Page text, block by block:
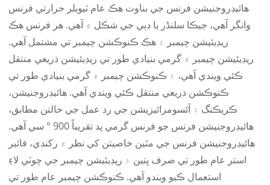
هائيڊروجنيشن فرنس جي بناوت هڪ عام ٽيوبلر حرارتي فرنس
وانگر آهي، جيڪا سلنڈر يا دٻي جي شڪل ۾ آهي. هر فرنس هڪ
ريڊيئيشن چيمبر ۽ هڪ ڪنوڪشن چيمبر تي مشتمل آهي.
ريڊيئيشن چيمبر ۾ گرمي بنيادي طور تي ريڊيئيشن ذريعي منتقل
ڪئي ويندي آهي، ۽ ڪنوڪشن چيمبر ۾ گرمي بنيادي طور تي
ڪنوڪشن ذريعي منتقل ڪئي ويندي آهي. هائيڊروجنيشن،
ڪريڪنگ ۽ آئسومرائيزيشن جي رد عمل جي حالتن مطابق،
هائيڊروجنيشن فرنس جو فرنس گرمي پد تقريباً 900 ° سي آهي.
هائيڊروجنيشن فرنس جي مٿين خاصيتن کي نظر ۾ رکندي، فائبر
استر عام طور تي صرف ڀتين ۽ ريڊيئيشن چيمبر جي چوٽي لاءِ
استعمال ڪيو ويندو آهي. ڪنوڪشن چيمبر عام طور تي